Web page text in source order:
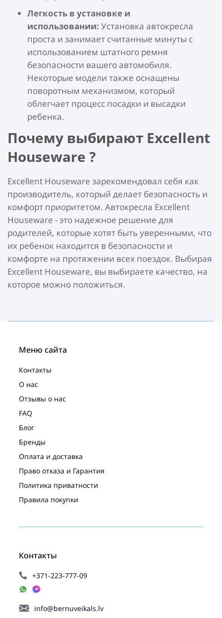
Легкость в установке и
использовании: Установка автокресла
проста и занимает считанные минуты с
использованием штатного ремня
безопасности вашего автомобиля.
Некоторые модели также оснащены
поворотным механизмом, который
облегчает процесс посадки и высадки
ребенка.
Почему выбирают Excellent
Houseware ?
Excellent Houseware зарекомендовал себя как
производитель, который делает безопасность и
комфорт приоритетом. Автокресла Excellent
Houseware - это надежное решение для
родителей, которые хотят быть уверенными, что
их ребенок находится в безопасности и
комфорте на протяжении всех поездок. Выбирая
Excellent Houseware, вы выбираете качество, на
которое можно положиться.
Контакты
+371-223-777-09
info@bernuveikals.lv
Меню сайта
Контакты
О нас
Отзывы о нас
FAQ
Блог
Бренды
Оплата и доставка
Право отказа и Гарантия
Политика приватности
Правила покупки